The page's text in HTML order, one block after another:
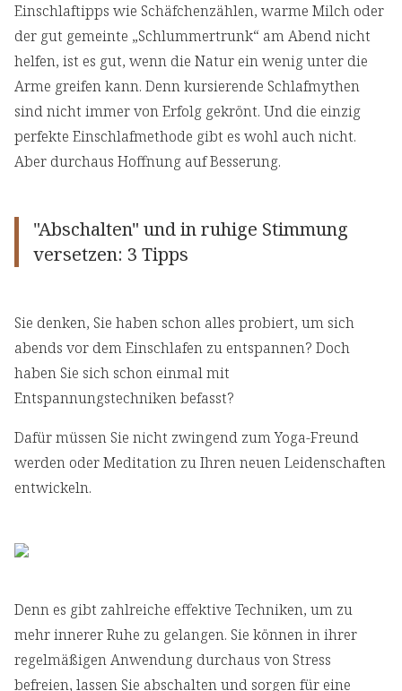
Einschlaftipps wie Schäfchenzählen, warme Milch oder
der gut gemeinte „Schlummertrunk“ am Abend nicht
helfen, ist es gut, wenn die Natur ein wenig unter die
Arme greifen kann. Denn kursierende Schlafmythen
sind nicht immer von Erfolg gekrönt. Und die einzig
perfekte Einschlafmethode gibt es wohl auch nicht.
Aber durchaus Hoffnung auf Besserung.
"Abschalten" und in ruhige Stimmung
versetzen: 3 Tipps
Sie denken, Sie haben schon alles probiert, um sich
abends vor dem Einschlafen zu entspannen? Doch
haben Sie sich schon einmal mit
Entspannungstechniken befasst?
Dafür müssen Sie nicht zwingend zum Yoga-Freund
werden oder Meditation zu Ihren neuen Leidenschaften
entwickeln.
Denn es gibt zahlreiche effektive Techniken, um zu
mehr innerer Ruhe zu gelangen. Sie können in ihrer
regelmäßigen Anwendung durchaus von Stress
befreien, lassen Sie abschalten und sorgen für eine